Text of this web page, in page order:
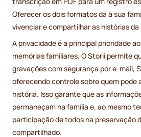
Oferecer os dois formatos dá à sua
vivenciar e compartilhar as histórias
A privacidade é a principal prioridade
memórias familiares. O Storii permite
gravações com segurança por e-mail,
oferecendo controle sobre quem pode
história. Isso garante que as
permaneçam na família e, ao mesmo
participação de todos na preservação
compartilhado.